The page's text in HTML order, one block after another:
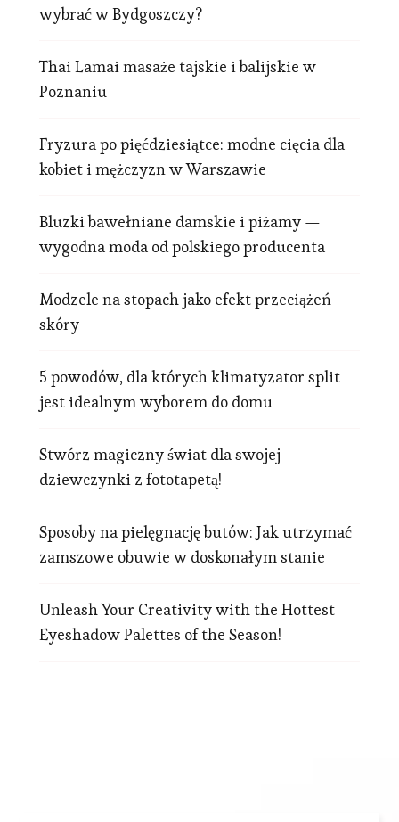
wybrać w Bydgoszczy?
Thai Lamai masaże tajskie i balijskie w
Poznaniu
Fryzura po pięćdziesiątce: modne cięcia dla
kobiet i mężczyzn w Warszawie
Bluzki bawełniane damskie i piżamy —
wygodna moda od polskiego producenta
Modzele na stopach jako efekt przeciążeń
skóry
5 powodów, dla których klimatyzator split
jest idealnym wyborem do domu
Stwórz magiczny świat dla swojej
dziewczynki z fototapetą!
Sposoby na pielęgnację butów: Jak utrzymać
zamszowe obuwie w doskonałym stanie
Unleash Your Creativity with the Hottest
Eyeshadow Palettes of the Season!